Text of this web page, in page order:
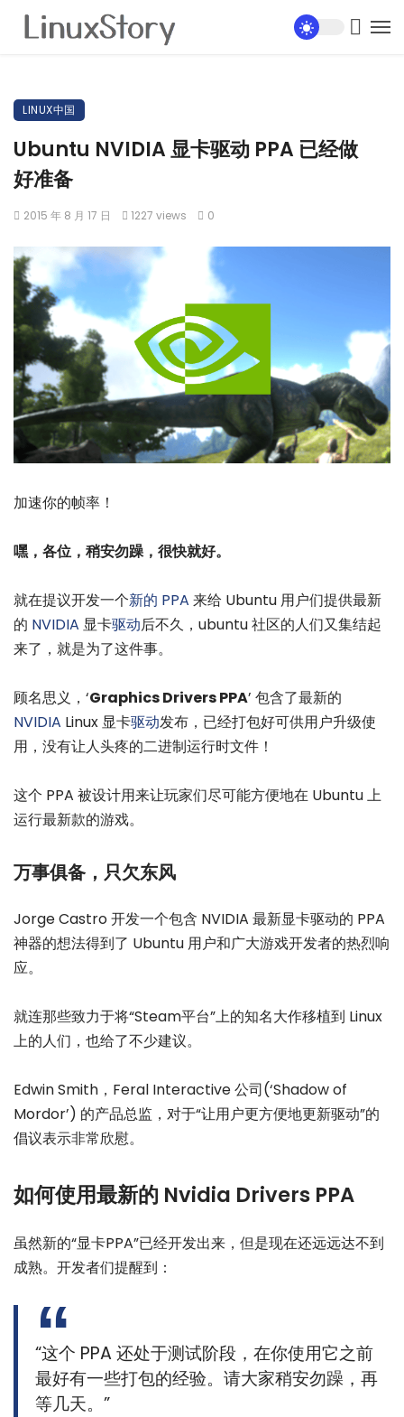
LINUX中国
Ubuntu NVIDIA 显卡驱动 PPA 已经做
好准备
2015 年 8 月 17 日 1227 views 0
加速你的帧率！
嘿，各位，稍安勿躁，很快就好。
就在提议开发一个新的 PPA 来给 Ubuntu 用户们提供最新
的 NVIDIA 显卡驱动后不久，ubuntu 社区的人们又集结起
来了，就是为了这件事。
顾名思义，‘Graphics Drivers PPA’ 包含了最新的
NVIDIA Linux 显卡驱动发布，已经打包好可供用户升级使
用，没有让人头疼的二进制运行时文件！
这个 PPA 被设计用来让玩家们尽可能方便地在 Ubuntu 上
运行最新款的游戏。
万事俱备，只欠东风
Jorge Castro 开发一个包含 NVIDIA 最新显卡驱动的 PPA
神器的想法得到了 Ubuntu 用户和广大游戏开发者的热烈响
应。
就连那些致力于将“Steam平台”上的知名大作移植到 Linux
上的人们，也给了不少建议。
Edwin Smith，Feral Interactive 公司(‘Shadow of
Mordor’) 的产品总监，对于“让用户更方便地更新驱动”的
倡议表示非常欣慰。
如何使用最新的 Nvidia Drivers PPA
虽然新的“显卡PPA”已经开发出来，但是现在还远远达不到
成熟。开发者们提醒到：
“这个 PPA 还处于测试阶段，在你使用它之前
最好有一些打包的经验。请大家稍安勿躁，再
等几天。”